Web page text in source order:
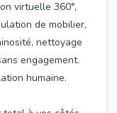
virtuelle 360°,
de mobilier,
nettoyage
engagement.
humaine.